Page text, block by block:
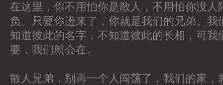
在这里，你不用怕你是散人，不用怕你没人
负。只要你进来了，你就是我们的兄弟。我
知道彼此的名字，不知道彼此的长相，可我
要，我们就会在。
散人兄弟，别再一个人闯荡了，我们的家，